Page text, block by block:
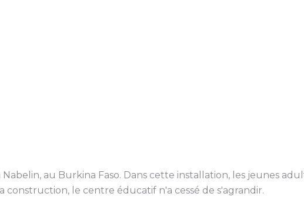
au Burkina Faso. Dans cette installation, les jeunes
le centre éducatif n'a cessé de s'agrandir.